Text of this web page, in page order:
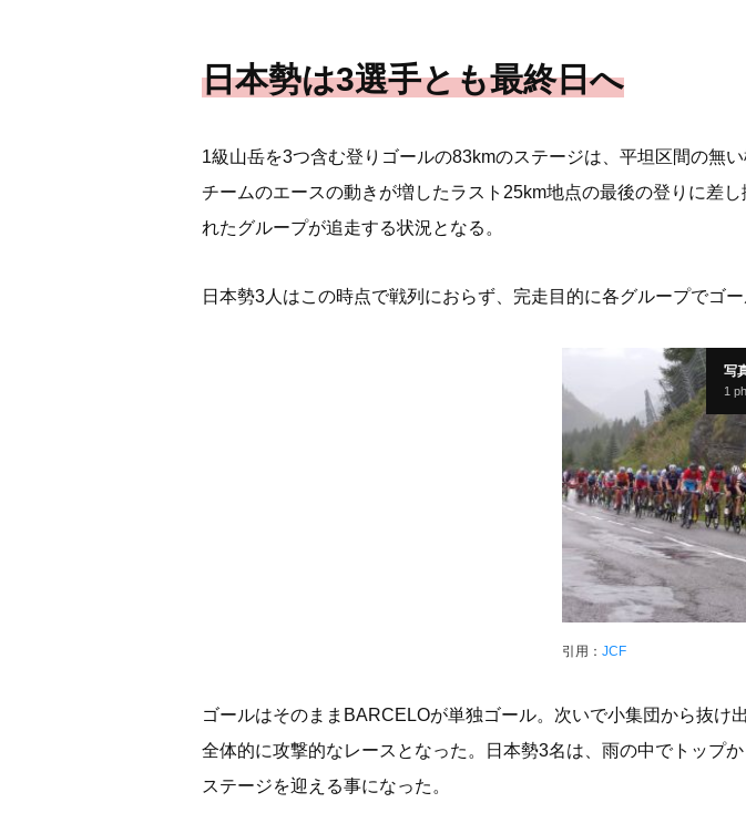
日本勢は3選手とも最終日へ
1級山岳を3つ含む登りゴールの83kmのステージは、平坦区間の無
チームのエースの動きが増したラスト25km地点の最後の登りに差
れたグループが追走する状況となる。
日本勢3人はこの時点で戦列におらず、完走目的に各グループでゴー
写
1
引用： JCF
ゴールはそのままBARCELOが単独ゴール。次いで小集団から抜
全体的に攻撃的なレースとなった。日本勢3名は、雨の中でトップ
ステージを迎える事になった。